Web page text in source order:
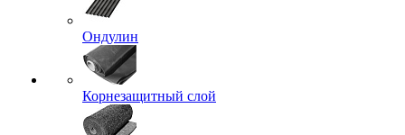
Ондулин
Корнезащитный слой